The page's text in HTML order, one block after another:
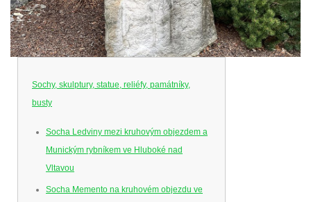
Sochy, skulptury, statue, reliéfy, památníky,
busty
Socha Ledviny mezi kruhovým objezdem a
Munickým rybníkem ve Hluboké nad
Vltavou
Socha Memento na kruhovém objezdu ve